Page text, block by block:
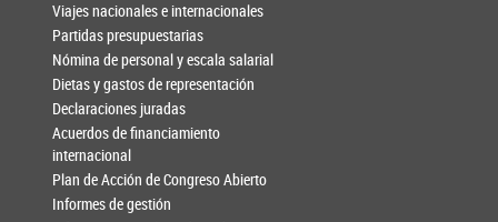
Viajes nacionales e internacionales
Partidas presupuestarias
Nómina de personal y escala salarial
Dietas y gastos de representación
Declaraciones juradas
Acuerdos de financiamiento
internacional
Plan de Acción de Congreso Abierto
Informes de gestión